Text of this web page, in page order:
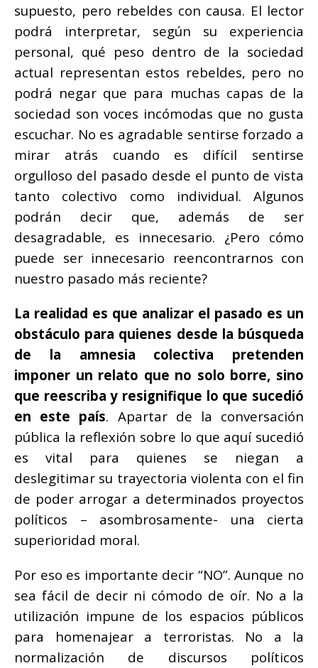
supuesto, pero rebeldes con causa. El lector
podrá interpretar, según su experiencia
personal, qué peso dentro de la sociedad
actual representan estos rebeldes, pero no
podrá negar que para muchas capas de la
sociedad son voces incómodas que no gusta
escuchar. No es agradable sentirse forzado a
mirar atrás cuando es difícil sentirse
orgulloso del pasado desde el punto de vista
tanto colectivo como individual. Algunos
podrán decir que, además de ser
desagradable, es innecesario. ¿Pero cómo
puede ser innecesario reencontrarnos con
nuestro pasado más reciente?
La realidad es que analizar el pasado es un
obstáculo para quienes desde la búsqueda
de la amnesia colectiva pretenden
imponer un relato que no solo borre, sino
que reescriba y resignifique lo que sucedió
en este país. Apartar de la conversación
pública la reflexión sobre lo que aquí sucedió
es vital para quienes se niegan a
deslegitimar su trayectoria violenta con el fin
de poder arrogar a determinados proyectos
políticos – asombrosamente- una cierta
superioridad moral.
Por eso es importante decir “NO”. Aunque no
sea fácil de decir ni cómodo de oír. No a la
utilización impune de los espacios públicos
para homenajear a terroristas. No a la
normalización de discursos políticos